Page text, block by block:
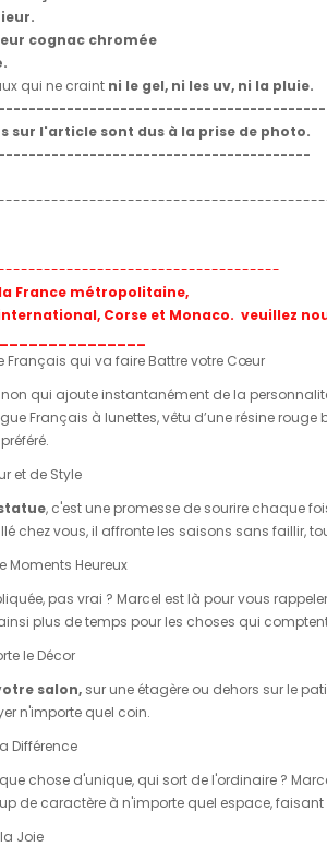
cognac chromée
qui ne craint ni le gel, ni les uv, ni la pluie.
sur l'article sont dus à la prise de photo.
France métropolitaine,
Corse et Monaco. veuillez
Français qui va faire Battre votre Cœur
qui ajoute instantanément de la
Français à lunettes, vêtu d’une résine
et de Style
, c'est une promesse de sourire chaque
chez vous, il affronte les saisons sans faillir,
Moments Heureux
pas vrai ? Marcel est là pour vous
plus de temps pour les choses qui
le Décor
salon,sur une étagère ou dehors sur le
n'importe quel coin.
Différence
chose d'unique, qui sort de l'ordinaire ?
de caractère à n'importe quel espace,
Joie